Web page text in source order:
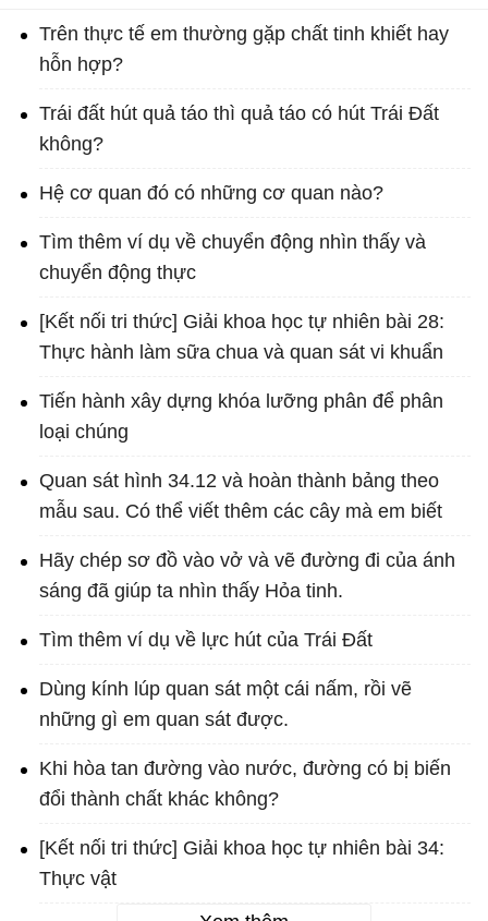
Trên thực tế em thường gặp chất tinh khiết hay
hỗn hợp?
Trái đất hút quả táo thì quả táo có hút Trái Đất
không?
Hệ cơ quan đó có những cơ quan nào?
Tìm thêm ví dụ về chuyển động nhìn thấy và
chuyển động thực
[Kết nối tri thức] Giải khoa học tự nhiên bài 28:
Thực hành làm sữa chua và quan sát vi khuẩn
Tiến hành xây dựng khóa lưỡng phân để phân
loại chúng
Quan sát hình 34.12 và hoàn thành bảng theo
mẫu sau. Có thể viết thêm các cây mà em biết
Hãy chép sơ đồ vào vở và vẽ đường đi của ánh
sáng đã giúp ta nhìn thấy Hỏa tinh.
Tìm thêm ví dụ về lực hút của Trái Đất
Dùng kính lúp quan sát một cái nấm, rồi vẽ
những gì em quan sát được.
Khi hòa tan đường vào nước, đường có bị biến
đổi thành chất khác không?
[Kết nối tri thức] Giải khoa học tự nhiên bài 34:
Thực vật